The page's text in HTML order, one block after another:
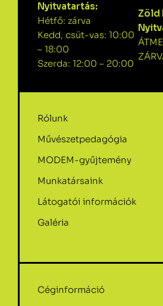
Nyitvatartás:
Hétfő: zárva
Kedd, csüt-vas: 10:00
– 18:00
Szerda: 12:00 – 20:00
Zöld
Rólunk
Művészetpedagógia
MODEM-gyűjtemény
Munkatársaink
Látogatói információk
Galéria
Céginformáció